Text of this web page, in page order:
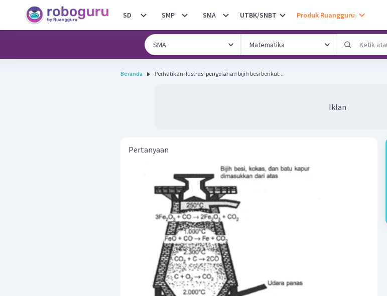
SD SMP SMA UTBK/SNBT Produk Ruangguru
Beranda Perhatikan ilustrasi pengolahan bijih besi berikut...
Iklan
Pertanyaan